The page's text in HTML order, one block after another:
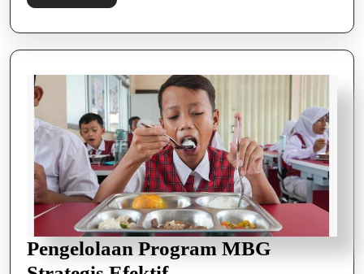
More
Pengelolaan Program MBG